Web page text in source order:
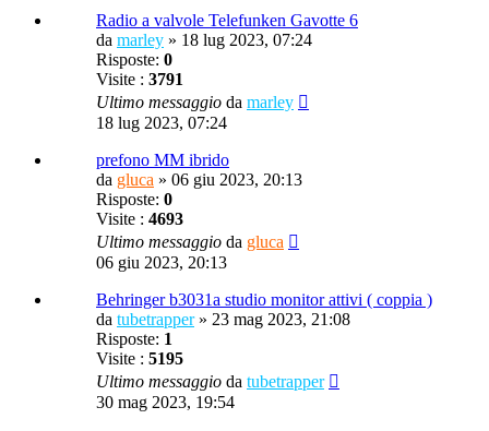
Radio a valvole Telefunken Gavotte 6
da marley » 18 lug 2023, 07:24
Risposte: 0
Visite : 3791
Ultimo messaggio da marley
18 lug 2023, 07:24
prefono MM ibrido
da gluca » 06 giu 2023, 20:13
Risposte: 0
Visite : 4693
Ultimo messaggio da gluca
06 giu 2023, 20:13
Behringer b3031a studio monitor attivi ( coppia )
da tubetrapper» 23 mag 2023, 21:08
Risposte: 1
Visite : 5195
Ultimo messaggio da tubetrapper
30 mag 2023, 19:54